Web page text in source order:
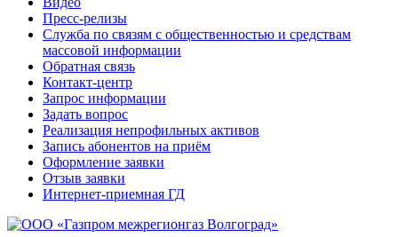
Пресс-релизы
Служба по связям с общественностью и средствам
массовой информации
Обратная связь
Контакт-центр
Запрос информации
Задать вопрос
Реализация непрофильных активов
Запись абонентов на приём
Оформление заявки
Отзыв заявки
Интернет-приемная ГД